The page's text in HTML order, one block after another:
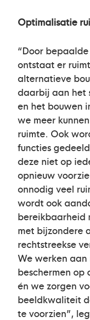
Optimalisatie
“Door
ontstaat er
alternatieve
daarbij aan het
en het bouwen
we meer
ruimte. Ook
functies
deze niet op
opnieuw
onnodig veel
wordt ook
bereikbaarheid
met bijzondere
rechtstreekse
We werken
beschermen op
én we zorgen
beeldkwaliteit
te voorzien”,